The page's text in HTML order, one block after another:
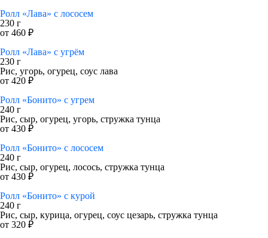
Ролл «Лава» с лососем
230 г
от 460 ₽
Ролл «Лава» с угрём
230 г
Рис, угорь, огурец, соус лава
от 420 ₽
Ролл «Бонито» с угрем
240 г
Рис, сыр, огурец, угорь, стружка тунца
от 430 ₽
Ролл «Бонито» с лососем
240 г
Рис, сыр, огурец, лосось, стружка тунца
от 430 ₽
Ролл «Бонито» с курой
240 г
Рис, сыр, курица, огурец, соус цезарь, стружка тунца
от 320 ₽